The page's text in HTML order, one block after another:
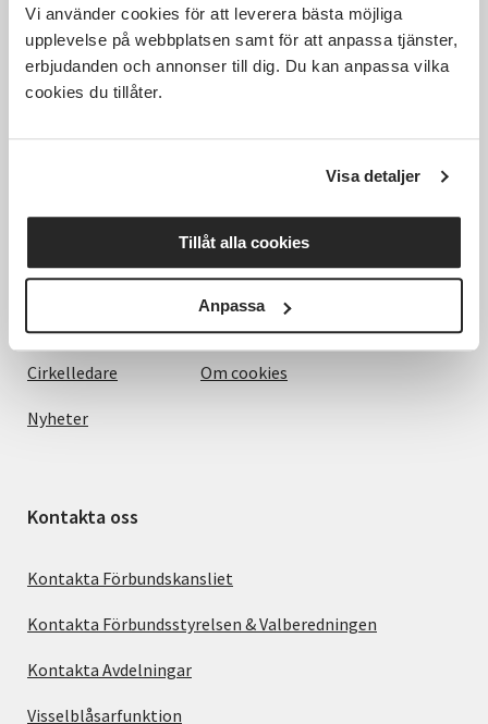
Vi använder cookies för att leverera bästa möjliga
upplevelse på webbplatsen samt för att anpassa tjänster,
erbjudanden och annonser till dig. Du kan anpassa vilka
cookies du tillåter.
Visa detaljer
Tillåt alla cookies
Anpassa
delaktighet, positiv och hållbar utveckling för
människor, miljö och samhällen.
Om SV
Starta studiecirkel
Cirkelledare
Nyheter
Villkor och information
SVs Integritetspolicy, GDPR
Anmälningsvillkor
Hantering av personuppgifter
Om cookies
Kontakta oss
Kontakta Förbundskansliet
Kontakta Förbundsstyrelsen & Valberedningen
Kontakta Avdelningar
Visselblåsarfunktion